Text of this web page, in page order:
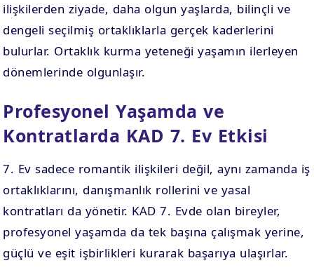
ilişkilerden ziyade, daha olgun yaşlarda, bilinçli ve
dengeli seçilmiş ortaklıklarla gerçek kaderlerini
bulurlar. Ortaklık kurma yeteneği yaşamın ilerleyen
dönemlerinde olgunlaşır.
Profesyonel Yaşamda ve
Kontratlarda KAD 7. Ev Etkisi
7. Ev sadece romantik ilişkileri değil, aynı zamanda iş
ortaklıklarını, danışmanlık rollerini ve yasal
kontratları da yönetir. KAD 7. Evde olan bireyler,
profesyonel yaşamda da tek başına çalışmak yerine,
güçlü ve eşit işbirlikleri kurarak başarıya ulaşırlar.